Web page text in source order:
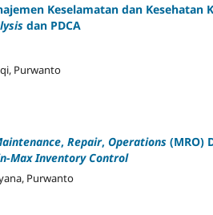
Keselamatan dan Kesehatan
dan PDCA
Purwanto
, Repair, Operations (MRO)
Max Inventory Control
Purwanto